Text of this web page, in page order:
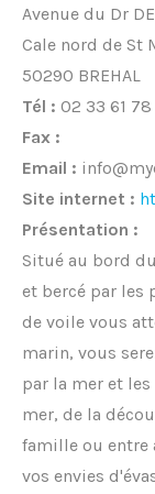
Avenue du Dr DE
Cale nord de St
50290 BREHAL
Tél : 02 33 61
Fax :
Email :
Site internet :
Présentation :
Situé au bord
et bercé par les
de voile vous
marin, vous
par la mer et
mer, de la
famille ou entre
vos envies